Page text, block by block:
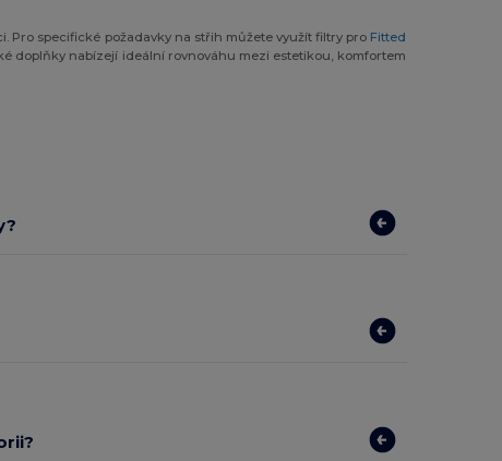
specifické požadavky na střih můžete využít filtry pro Fitted
doplňky nabízejí ideální rovnováhu mezi estetikou, komfortem